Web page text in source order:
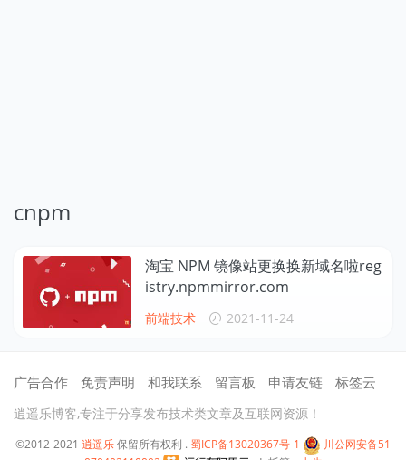
cnpm
淘宝 NPM 镜像站更换换新域名啦reg
istry.npmmirror.com
前端技术 2021-11-24
广告合作 免责声明 和我联系 留言板 申请友链 标签云
逍遥乐博客,专注于分享发布技术类文章及互联网资源！
©2012-2021 逍遥乐保留所有权利 . 蜀ICP备13020367号-1
川公网安备51